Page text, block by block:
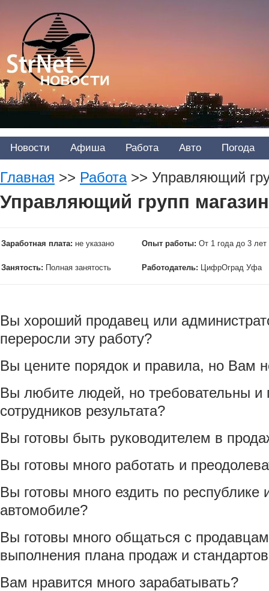
Новости Афиша Работа Авто Погода
Главная >> Работа>> Управляющий
Управляющий групп
Заработная плата: не указано Опыт работы: От 1 года до 3 лет
Занятость: Полная занятость Работодатель: ЦифрОград Уфа
Вы хороший продавец или
переросли эту работу?
Вы цените порядок и правила, но Вам
Вы любите людей, но требовательны и
сотрудников результата?
Вы готовы быть руководителем в
Вы готовы много работать и
Вы готовы много ездить по республике
автомобиле?
Вы готовы много общаться с
выполнения плана продаж и
Вам нравится много зарабатывать?